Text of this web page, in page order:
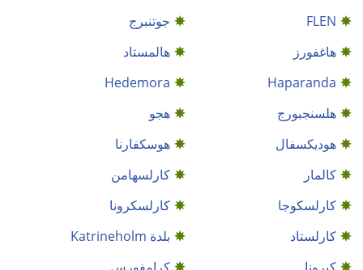
FLEN
جوتنبرج
هاغفورز
هالمستاد
Haparanda
Hedemora
هلسنجبورج
هجو
هوديكسفال
هوسكفارنا
كالمار
كارلسهامن
كارلسكوجا
كارلسكرونا
كارلستاد
بلدة Katrineholm